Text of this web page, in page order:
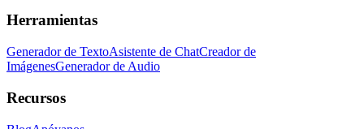
Herramientas
Generador de TextoAsistente de ChatCreador de
ImágenesGenerador de Audio
Recursos